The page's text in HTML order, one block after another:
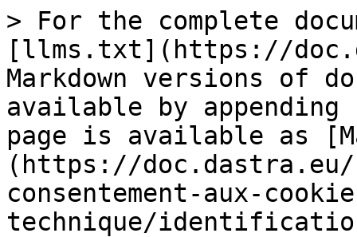
> For the complete
[llms.txt](https://
Markdown versions of
available by
page is available as
(https://
consentement-aux-
technique/